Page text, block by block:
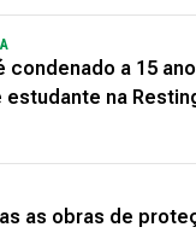
condenado a 15
estudante na
as obras de